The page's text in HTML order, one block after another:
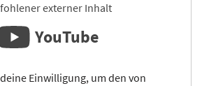
externer Inhalt
YouTube
Einwilligung, um den von